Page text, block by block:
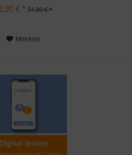
€ * 51,80 € *
Merken